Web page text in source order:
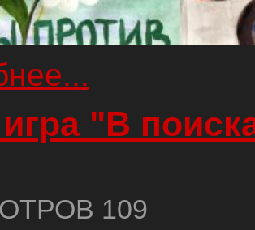
игра "В
109